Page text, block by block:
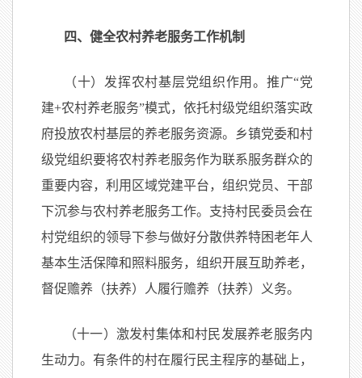
四、健全农村养老服务工作机制
（十）发挥农村基层党组织作用。推广“党
建+农村养老服务”模式，依托村级党组织落实政
府投放农村基层的养老服务资源。乡镇党委和村
级党组织要将农村养老服务作为联系服务群众的
重要内容，利用区域党建平台，组织党员、干部
下沉参与农村养老服务工作。支持村民委员会在
村党组织的领导下参与做好分散供养特困老年人
基本生活保障和照料服务，组织开展互助养老，
督促赡养（扶养）人履行赡养（扶养）义务。
（十一）激发村集体和村民发展养老服务内
生动力。有条件的村在履行民主程序的基础上，